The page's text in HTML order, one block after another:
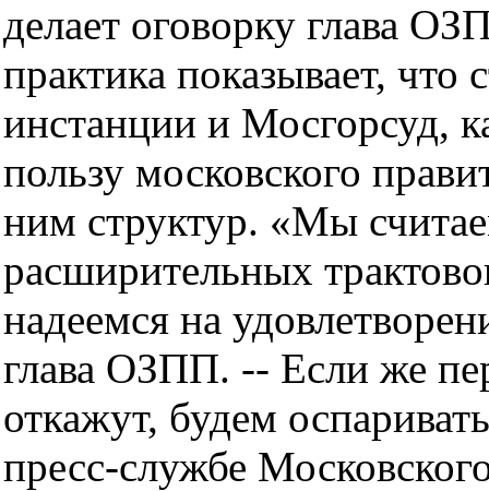
делает оговорку глава
практика показывает,
инстанции и Мосгорсуд,
пользу московского
ним структур. «Мы
расширительных
надеемся на
глава ОЗПП. -- Если же
откажут, будем
пресс-службе